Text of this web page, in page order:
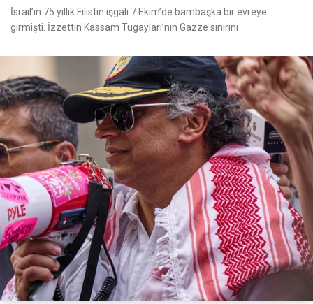
İsrail’in 75 yıllık Filistin işgali 7 Ekim’de bambaşka bir evreye
girmişti. İzzettin Kassam Tugayları’nın Gazze sınırını